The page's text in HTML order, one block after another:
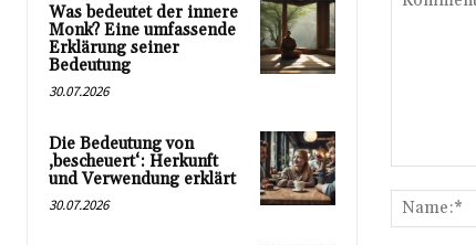
Was bedeutet der innere
Monk? Eine umfassende
Erklärung seiner
Bedeutung
30.07.2026
Die Bedeutung von
‚bescheuert‘: Herkunft
und Verwendung erklärt
30.07.2026